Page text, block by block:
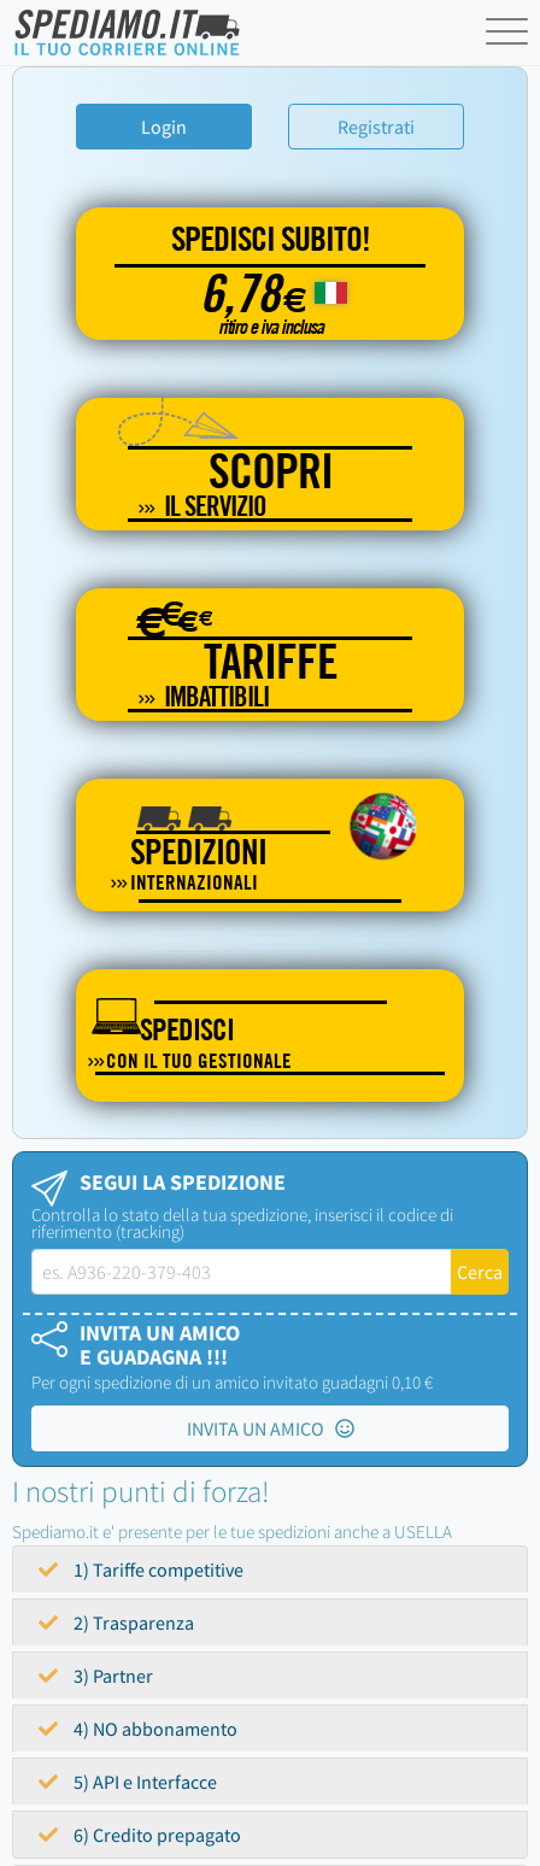
Login Registrati
SPEDISCI SUBITO!
6,78€
ritiro e iva inclusa
SCOPRI
IL SERVIZIO
€€€€
TARIFFE
IMBATTIBILI
SPEDIZIONI
INTERNAZIONALI
SPEDISCI
CON IL TUO GESTIONALE
SEGUI LA SPEDIZIONE
Controlla lo stato della tua spedizione, inserisci il codice di
riferimento (tracking)
INVITA UN AMICO
E GUADAGNA !!!
Per ogni spedizione di un amico invitato guadagni 0,10 €
INVITA UN AMICO
I nostri punti di forza!
Spediamo.it e' presente per le tue spedizioni anche a USELLA
1) Tariffe competitive
2) Trasparenza
3) Partner
4) NO abbonamento
5) API e Interfacce
6) Credito prepagato